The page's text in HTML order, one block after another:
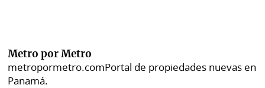
Metro por Metro
metropormetro.comPortal de propiedades nuevas en
Panamá.